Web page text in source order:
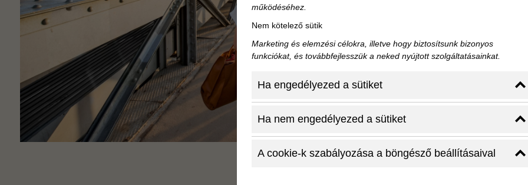
működéséhez.
Nem kötelező sütik
Marketing és elemzési célokra, illetve hogy biztosítsunk bizonyos
funkciókat, és továbbfejlesszük a neked nyújtott szolgáltatásainkat.
Ha engedélyezed a sütiket
Ha nem engedélyezed a sütiket
A cookie-k szabályozása a böngésző beállításaival